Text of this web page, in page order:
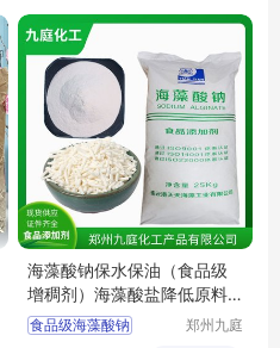
海藻酸钠保水保油（食品级
增稠剂）海藻酸盐降低原料
肉用量
食品级海藻酸钠
郑州九庭